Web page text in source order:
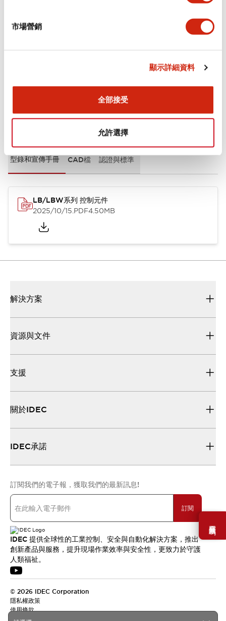
市場營銷
顯示詳細資料
全部接受
允許選擇
需要幫助嗎？
文件和檔案
型錄和宣傳手冊 CAD檔 認證與標準
LB/LBW系列 控制元件
2025/10/15.PDF4.50MB
解決方案
資源與文件
支援
關於IDEC
IDEC承諾
訂閱我們的電子報，獲取我們的最新訊息!
訂閱
IDEC 提供全球性的工業控制、安全與自動化解決方案，推出
創新產品與服務，提升現場作業效率與安全性，更致力於守護
人類福祉。
© 2026 IDEC Corporation
隱私權政策
使用條款